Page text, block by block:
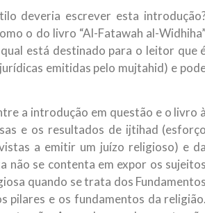
deveria escrever esta
o do livro “Al-Fatawah al-Widhiha”
está destinado para o leitor que
emitidas pelo mujtahid) e
a introdução em questão e o livro à
e os resultados de ijtihad (esforço
a emitir um juízo religioso) e da
não se contenta em expor os sujeitos
quando se trata dos Fundamentos
pilares e os fundamentos da religião.